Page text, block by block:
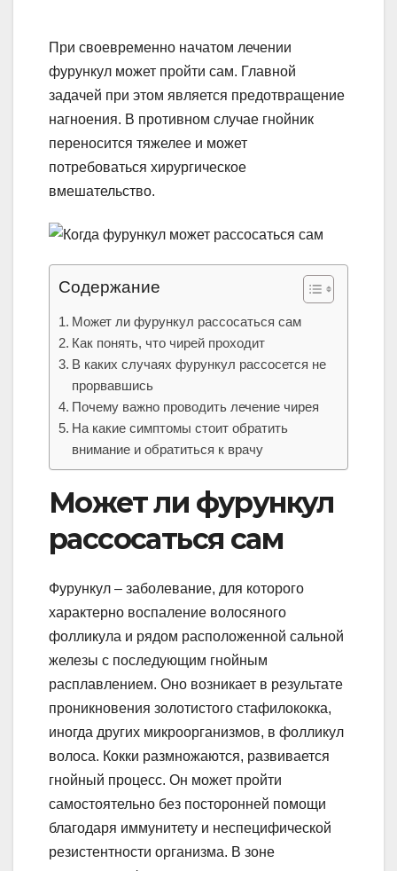
При своевременно начатом лечении
фурункул может пройти сам. Главной
задачей при этом является предотвращение
нагноения. В противном случае гнойник
переносится тяжелее и может
потребоваться хирургическое
вмешательство.
Содержание
Может ли фурункул рассосаться сам
Как понять, что чирей проходит
В каких случаях фурункул рассосется не
прорвавшись
Почему важно проводить лечение чирея
На какие симптомы стоит обратить
внимание и обратиться к врачу
Может ли фурункул
рассосаться сам
Фурункул – заболевание, для которого
характерно воспаление волосяного
фолликула и рядом расположенной сальной
железы с последующим гнойным
расплавлением. Оно возникает в результате
проникновения золотистого стафилококка,
иногда других микроорганизмов, в фолликул
волоса. Кокки размножаются, развивается
гнойный процесс. Он может пройти
самостоятельно без посторонней помощи
благодаря иммунитету и неспецифической
резистентности организма. В зоне